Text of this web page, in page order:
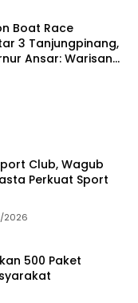
Boat Race
3 Tanjungpinang,
Ansar: Warisan
Club, Wagub
Perkuat Sport
2026
500 Paket